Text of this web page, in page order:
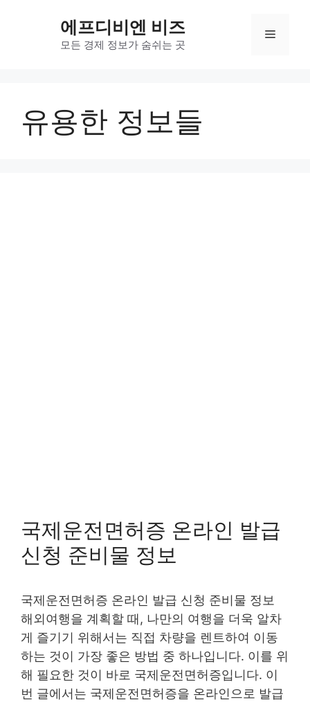
에프디비엔 비즈
모든 경제 정보가 숨쉬는 곳
메
유용한 정보들
국제운전면허증 온라인 발급
신청 준비물 정보
국제운전면허증 온라인 발급 신청 준비물 정보
해외여행을 계획할 때, 나만의 여행을 더욱 알차
게 즐기기 위해서는 직접 차량을 렌트하여 이동
하는 것이 가장 좋은 방법 중 하나입니다. 이를 위
해 필요한 것이 바로 국제운전면허증입니다. 이
번 글에서는 국제운전면허증을 온라인으로 발급